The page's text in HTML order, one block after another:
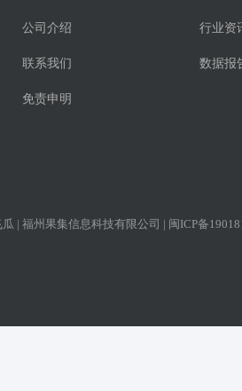
公司介绍
联系我们
免责申明
行业资
数据报
| 福州果集信息科技有限公司 | 闽ICP备